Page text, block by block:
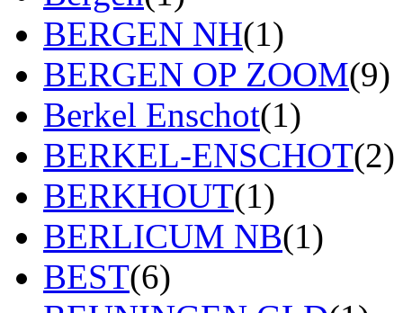
BERGEN NH(1)
BERGEN OP ZOOM(9)
Berkel Enschot(1)
BERKEL-ENSCHOT(2)
BERKHOUT(1)
BERLICUM NB(1)
BEST(6)